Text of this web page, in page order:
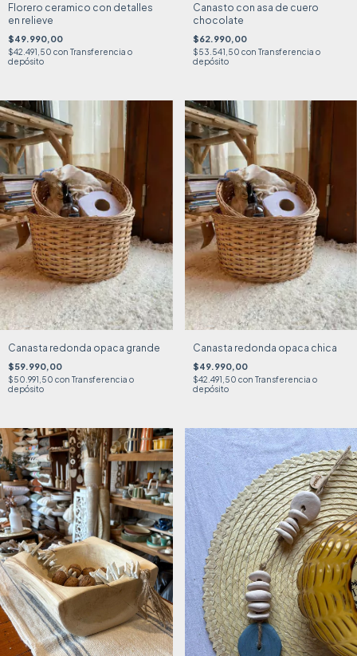
Florero ceramico con detalles
en relieve
$49.990,00
$42.491,50 con Transferencia o
depósito
Canasto con asa de cuero
chocolate
$62.990,00
$53.541,50 con Transferencia o
depósito
Canasta redonda opaca grande
$59.990,00
$50.991,50 con Transferencia o
depósito
Canasta redonda opaca chica
$49.990,00
$42.491,50 con Transferencia o
depósito